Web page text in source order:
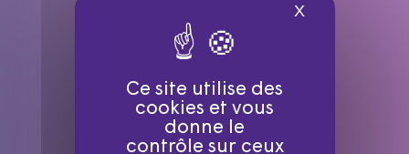
Ce site utilise des
cookies et vous
donne le
contrôle sur ceux
XMasquer le